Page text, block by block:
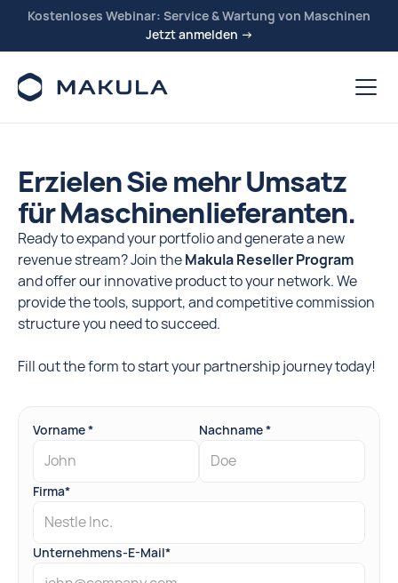
Kostenloses Webinar: Service & Wartung von Maschinen
Jetzt anmelden →
Erzielen Sie mehr Umsatz
für Maschinenlieferanten.
Ready to expand your portfolio and generate a new
revenue stream? Join theMakula Reseller Program
and offer our innovative product to your network. We
provide the tools, support, and competitive commission
structure you need to succeed.
Fill out the form to start your partnership journey today!
Vorname * Nachname *
Firma*
Unternehmens-E-Mail*